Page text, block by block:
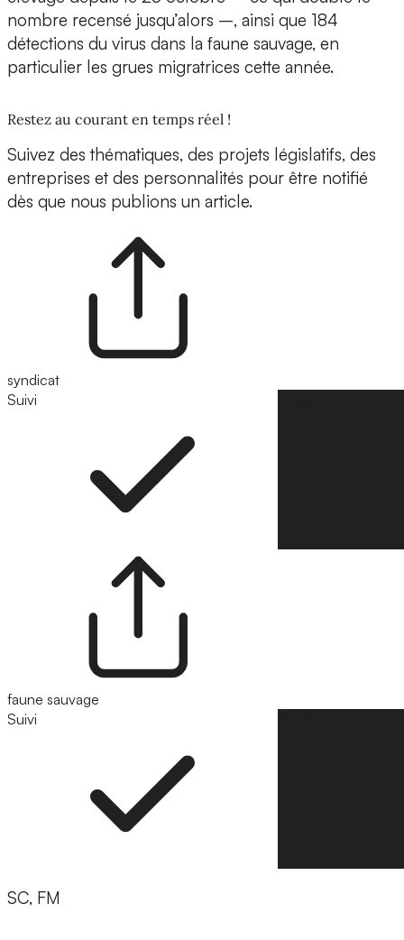
nombre recensé jusqu’alors –, ainsi que 184
détections du virus dans la faune sauvage, en
particulier les grues migratrices cette année.
Restez au courant en temps réel !
Suivez des thématiques, des projets législatifs, des
entreprises et des personnalités pour être notifié
dès que nous publions un article.
syndicat
Suivi
faune sauvage
Suivi
SC, FM